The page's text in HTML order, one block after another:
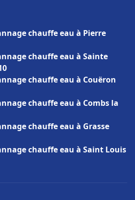
chauffe eau à Pierre
chauffe eau à Sainte
chauffe eau à Couëron
chauffe eau à Combs la
chauffe eau à Grasse
chauffe eau à Saint Louis